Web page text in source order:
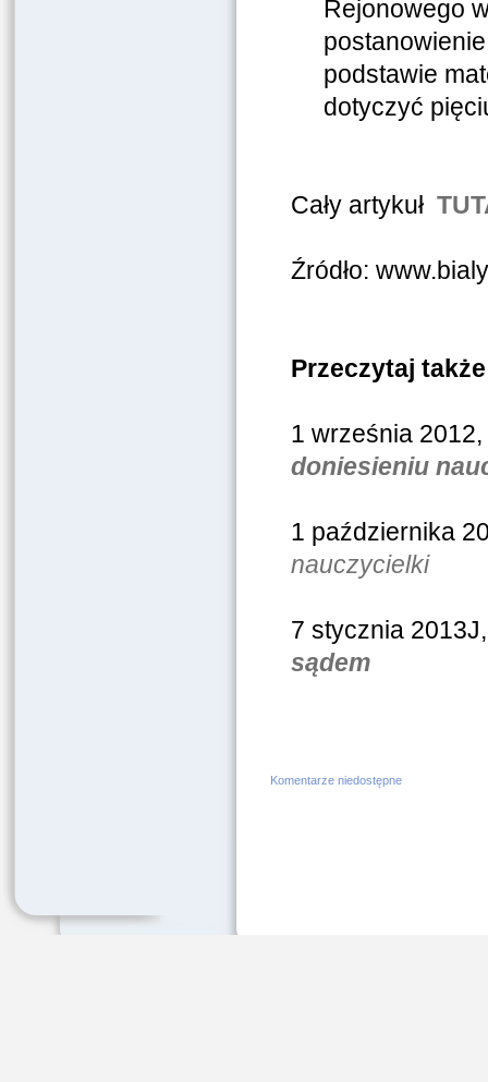
Rejonowego
podstawie
dotyczyć
Cały artykuł
Źródło:
Przeczytaj
1 września
doniesieniu
1 października
nauczycielki
7 stycznia
sądem
Komentarze niedostępne